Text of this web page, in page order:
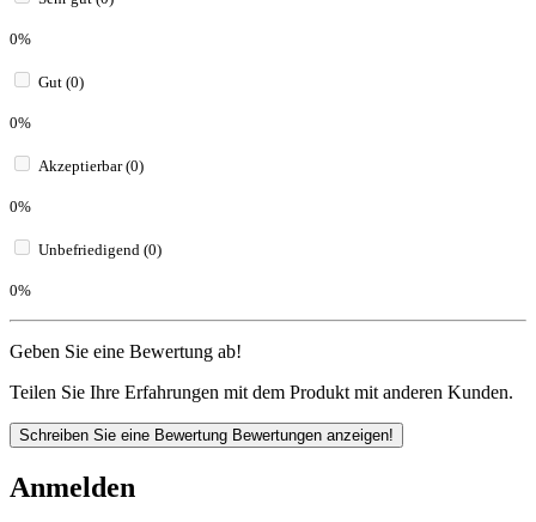
0%
Gut (0)
0%
Akzeptierbar (0)
0%
Unbefriedigend (0)
0%
Geben Sie eine Bewertung ab!
Teilen Sie Ihre Erfahrungen mit dem Produkt mit anderen Kunden.
Schreiben Sie eine Bewertung Bewertungen anzeigen!
Anmelden